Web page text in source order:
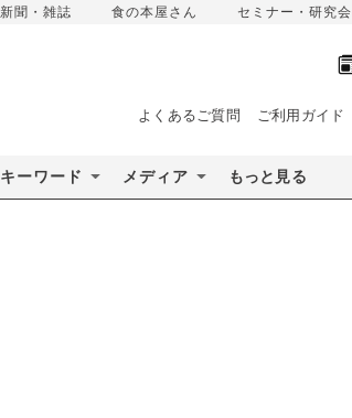
新聞・雑誌 食の本屋さん セミナー・研究会
よくあるご質問 ご利用ガイド
キーワード メディア もっと見る